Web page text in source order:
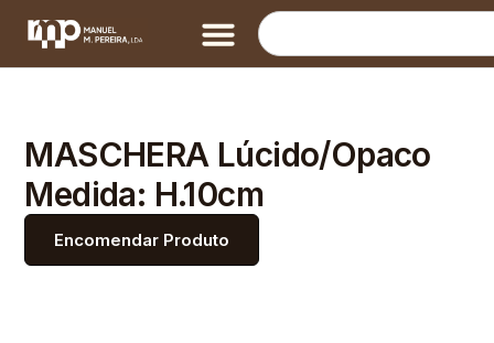
MASCHERA Lúcido/Opaco
Medida: H.10cm
Encomendar Produto